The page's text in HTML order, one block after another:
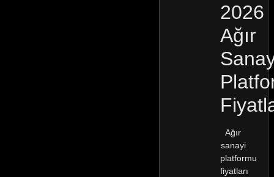
2026
Ağır
Ağır
sanayi
platformu
fiyatları